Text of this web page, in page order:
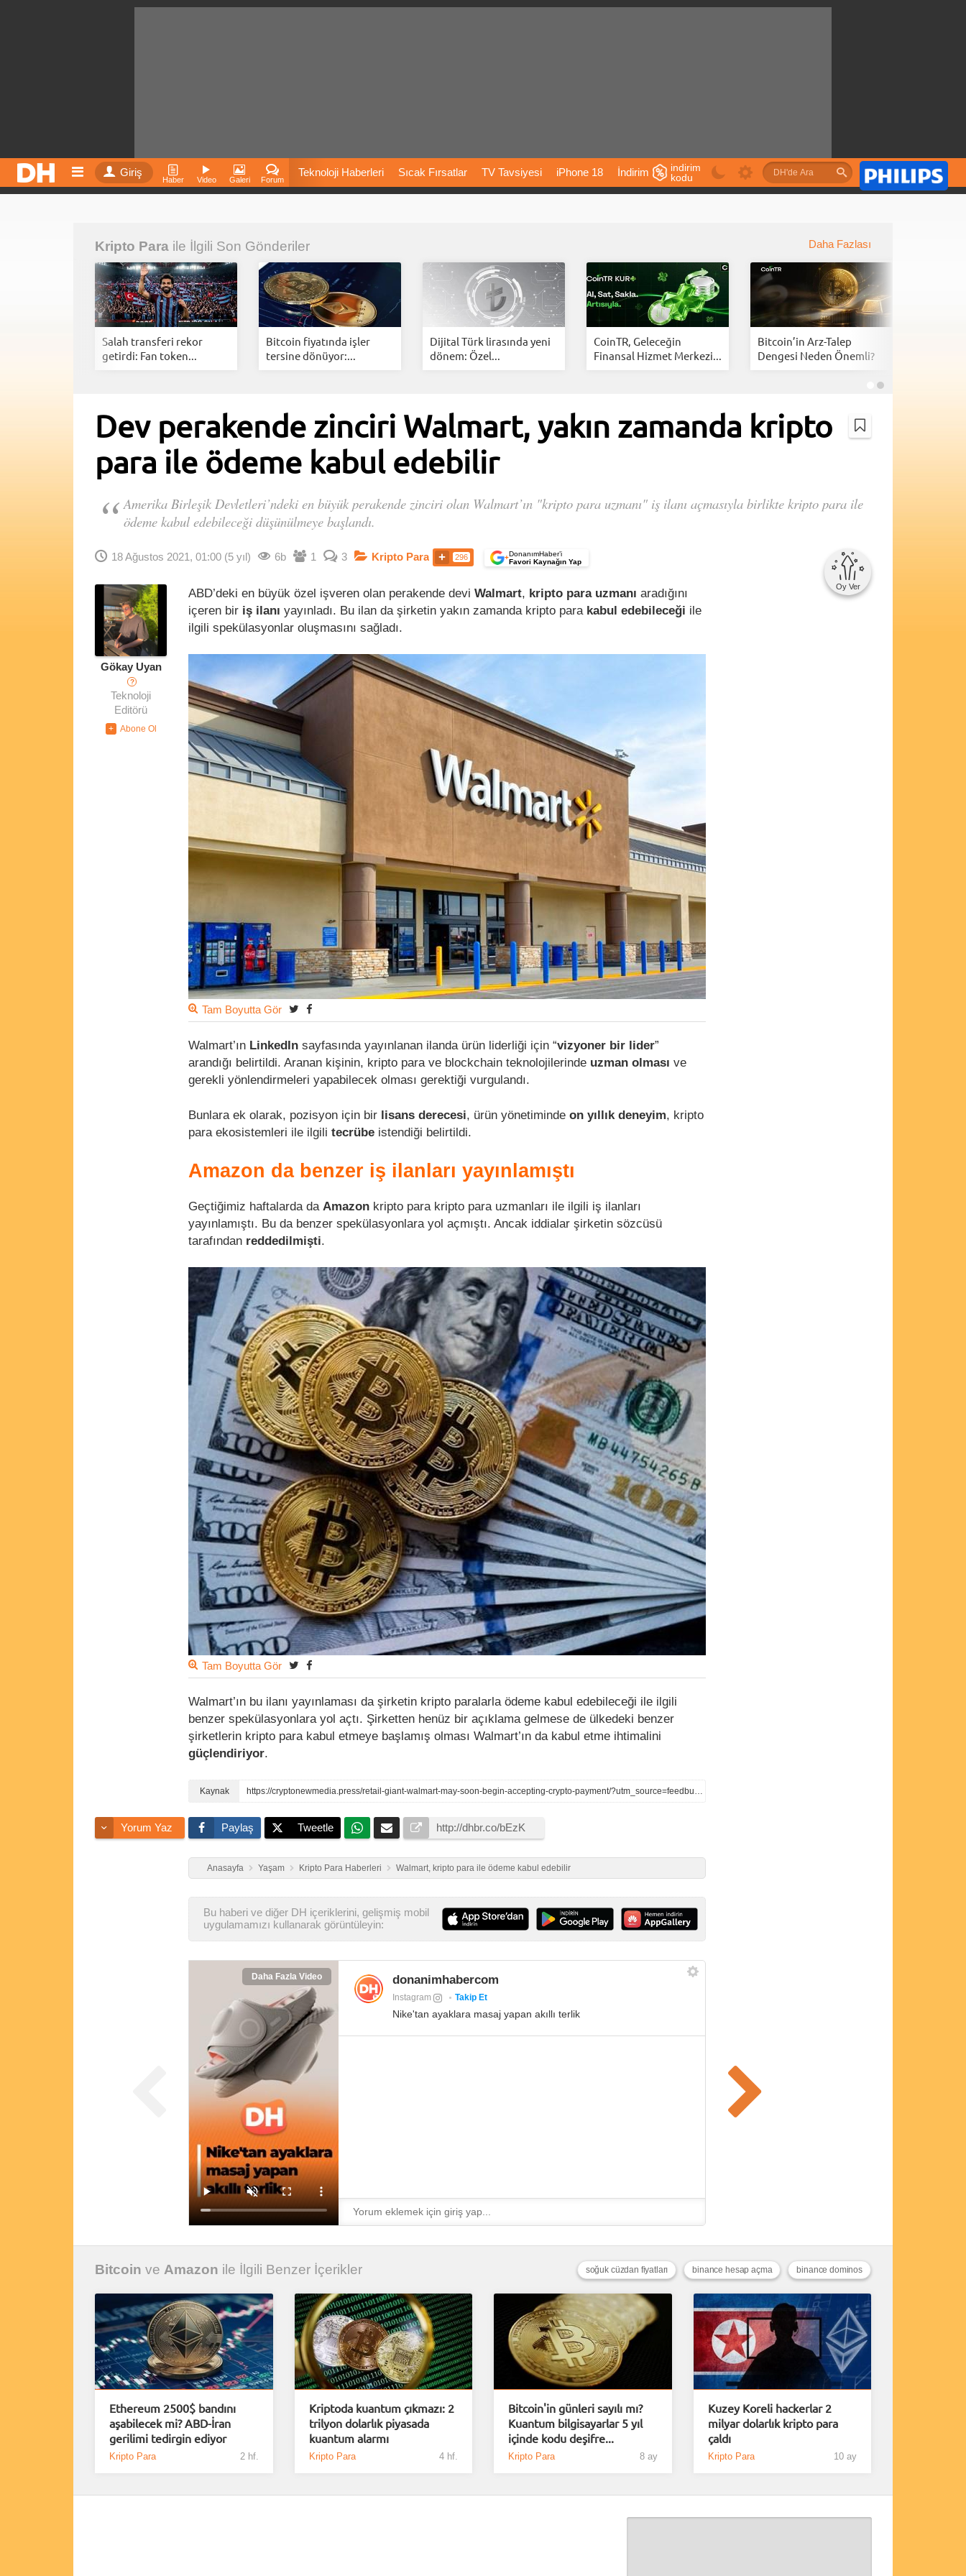
Giriş
Haber Video Galeri Forum
Teknoloji Haberleri Sıcak Fırsatlar TV Tavsiyesi iPhone 18 İndirim
Fiyatları
İnstagram Dondurma İnstagram Çöktü Mü
indirim
kodu
Kripto Para ile İlgili Son Gönderiler Daha Fazlası
Salah transferi rekor
getirdi: Fan token...
Bitcoin fiyatında işler
tersine dönüyor:...
Dijital Türk lirasında yeni
dönem: Özel...
CoinTR, Geleceğin
Finansal Hizmet Merkezi...
Bitcoin’in Arz-Talep
Dengesi Neden Önemli?
Dev perakende zinciri Walmart, yakın zamanda kripto
para ile ödeme kabul edebilir
Amerika Birleşik Devletleri’ndeki en büyük perakende zinciri olan Walmart’ın "kripto para uzmanı" iş ilanı açmasıyla birlikte kripto para ile
ödeme kabul edebileceği düşünülmeye başlandı.
18 Ağustos 2021, 01:00 (5 yıl) 6b 1 3 Kripto Para 296 +DonanımHaber’i
Favori Kaynağın Yap
Oy Ver
Gökay Uyan
?
Teknoloji
Editörü
ABD’deki en büyük özel işveren olan perakende devi Walmart, kripto para uzmanı aradığını
içeren bir iş ilanı yayınladı. Bu ilan da şirketin yakın zamanda kripto para kabul edebileceği ile
ilgili spekülasyonlar oluşmasını sağladı.
Tam Boyutta Gör
Walmart’ın LinkedIn sayfasında yayınlanan ilanda ürün liderliği için “vizyoner bir lider”
arandığı belirtildi. Aranan kişinin, kripto para ve blockchain teknolojilerinde uzman olması ve
gerekli yönlendirmeleri yapabilecek olması gerektiği vurgulandı.
Bunlara ek olarak, pozisyon için bir lisans derecesi, ürün yönetiminde on yıllık deneyim, kripto
para ekosistemleri ile ilgili tecrübe istendiği belirtildi.
Amazon da benzer iş ilanları yayınlamıştı
Geçtiğimiz haftalarda da Amazon kripto para kripto para uzmanları ile ilgili iş ilanları
yayınlamıştı. Bu da benzer spekülasyonlara yol açmıştı. Ancak iddialar şirketin sözcüsü
tarafından reddedilmişti.
Tam Boyutta Gör
Walmart’ın bu ilanı yayınlaması da şirketin kripto paralarla ödeme kabul edebileceği ile ilgili
benzer spekülasyonlara yol açtı. Şirketten henüz bir açıklama gelmese de ülkedeki benzer
şirketlerin kripto para kabul etmeye başlamış olması Walmart’ın da kabul etme ihtimalini
güçlendiriyor.
https://cryptonewmedia.press/retail-giant-walmart-may-soon-begin-accepting-crypto-payment/?utm_source=feedburner&utm_medium=feed&utm_campaign=Feed%3A+BitcoinIndependentNewsAndBlog+%28Cryptocurrency+new+media+press%29
Yorum Yaz Paylaş Tweetle
Anasayfa Yaşam Kripto Para Haberleri Walmart, kripto para ile ödeme kabul edebilir
Bu haberi ve diğer DH içeriklerini, gelişmiş mobil
uygulamamızı kullanarak görüntüleyin:
Daha Fazla Video donanimhabercom
Instagram Takip Et
Nike'tan ayaklara masaj yapan akıllı terlik
Bitcoin ve Amazon ile İlgili Benzer İçerikler binance dominos
binance hesap açma
soğuk cüzdan fiyatları
Ethereum 2500$ bandını
aşabilecek mi? ABD-İran
gerilimi tedirgin ediyor
Kripto Para 2 hf.
Kriptoda kuantum çıkmazı: 2
trilyon dolarlık piyasada
kuantum alarmı
Kripto Para 4 hf.
Bitcoin'in günleri sayılı mı?
Kuantum bilgisayarlar 5 yıl
içinde kodu deşifre...
Kripto Para 8 ay
Kuzey Koreli hackerlar 2
milyar dolarlık kripto para
çaldı
Kripto Para 10 ay